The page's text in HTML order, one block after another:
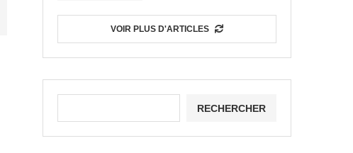
VOIR PLUS D'ARTICLES
RECHERCHER